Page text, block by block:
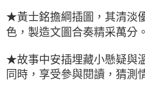
★黃士銘擔綱插圖，其清淡
色，製造文圖合奏精采萬分。
★故事中安插埋藏小懸疑與
同時，享受參與閱讀，猜測